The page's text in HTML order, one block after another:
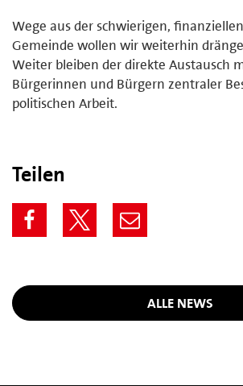
Wege aus der schwierigen,
Gemeinde wollen wir weiterhin
Weiter bleiben der direkte Austausch
Bürgerinnen und Bürgern zentraler
politischen Arbeit.
Teilen
ALLE NEWS